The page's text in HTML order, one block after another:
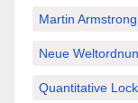
Martin
Neue
Quantitative